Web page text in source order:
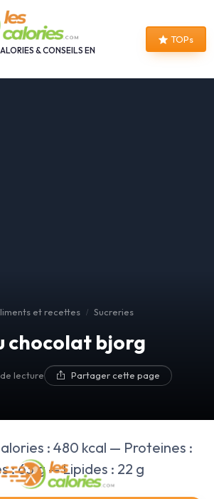
& CONSEILS EN
TOPs
et recettes Sucreries
chocolat bjorg
de lecture Partager cette page
: 480 kcal — Proteines :
: 63 g — Lipides : 22 g
cookies